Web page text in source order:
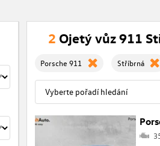
2 Ojetý vůz 911
Porsche 911 Stříbrná